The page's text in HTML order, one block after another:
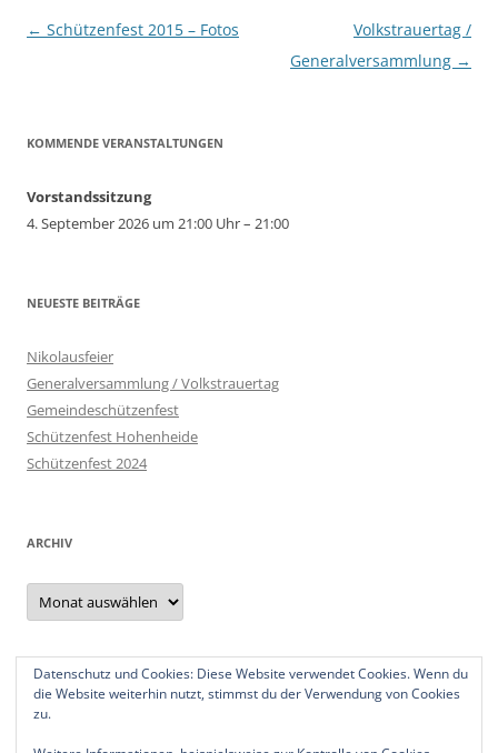
Beitragsnavigation
← Schützenfest 2015 – Fotos
Volkstrauertag /
Generalversammlung →
KOMMENDE VERANSTALTUNGEN
Vorstandssitzung
4. September 2026 um 21:00 Uhr – 21:00
NEUESTE BEITRÄGE
Nikolausfeier
Generalversammlung / Volkstrauertag
Gemeindeschützenfest
Schützenfest Hohenheide
Schützenfest 2024
ARCHIV
Archiv
Datenschutzerklärung
Impressum
Datenschutz und Cookies: Diese Website verwendet Cookies. Wenn du
die Website weiterhin nutzt, stimmst du der Verwendung von Cookies
zu.